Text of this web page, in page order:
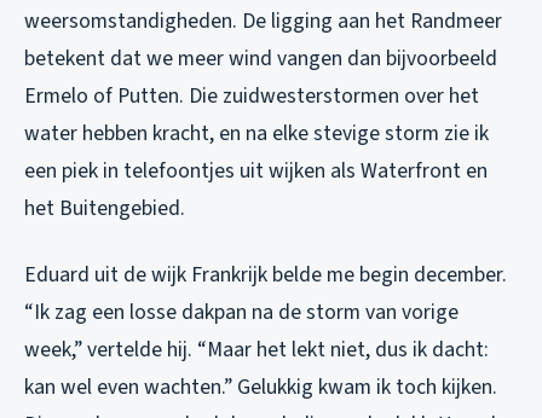
weersomstandigheden. De ligging aan het Randmeer
betekent dat we meer wind vangen dan bijvoorbeeld
Ermelo of Putten. Die zuidwesterstormen over het
water hebben kracht, en na elke stevige storm zie ik
een piek in telefoontjes uit wijken als Waterfront en
het Buitengebied.
Eduard uit de wijk Frankrijk belde me begin december.
“Ik zag een losse dakpan na de storm van vorige
week,” vertelde hij. “Maar het lekt niet, dus ik dacht:
kan wel even wachten.” Gelukkig kwam ik toch kijken.